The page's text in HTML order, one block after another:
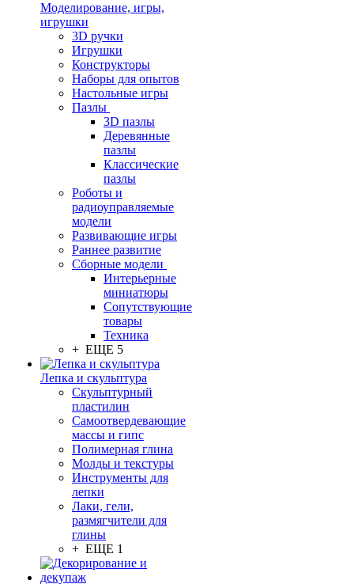
Моделирование, игры,
игрушки
3D ручки
Игрушки
Конструкторы
Наборы для опытов
Настольные игры
Пазлы
3D пазлы
Деревянные
пазлы
Классические
пазлы
Роботы и
радиоуправляемые
модели
Развивающие игры
Раннее развитие
Сборные модели
Интерьерные
миниатюры
Сопутствующие
товары
Техника
+ ЕЩЕ 5
Лепка и скульптура
Скульптурный
пластилин
Самоотвердевающие
массы и гипс
Полимерная глина
Молды и текстуры
Инструменты для
лепки
Лаки, гели,
размягчители для
глины
+ ЕЩЕ 1